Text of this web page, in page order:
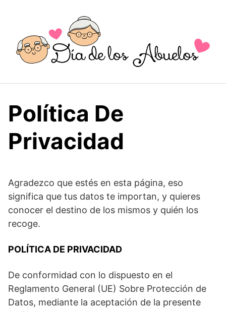
Política De
Privacidad
Agradezco que estés en esta página, eso
significa que tus datos te importan, y quieres
conocer el destino de los mismos y quién los
recoge.
POLÍTICA DE PRIVACIDAD
De conformidad con lo dispuesto en el
Reglamento General (UE) Sobre Protección de
Datos, mediante la aceptación de la presente